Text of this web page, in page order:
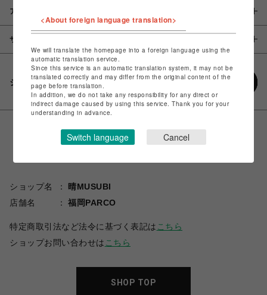
アイテム説明 / 素材
サイズ
シェアする
ショップ名
晴MUSUBI
店舗名
福岡PARCO
特定商取引法など法令に基づく表記は こちら
ショップお問い合わせは こちら
SHOP TOP
<About foreign language translation>
We will translate the homepage into a foreign language using the
automatic translation service.
Since this service is an automatic translation system, it may not be
translated correctly and may differ from the original content of the
page before translation.
In addition, we do not take any responsibility for any direct or
indirect damage caused by using this service. Thank you for your
understanding in advance.
Switch language Cancel